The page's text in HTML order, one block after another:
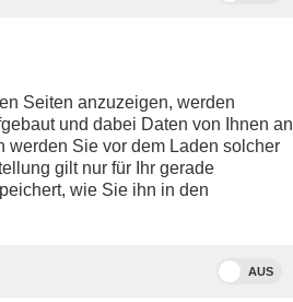
Youtube
Facebook
Seiten anzuzeigen, werden
und dabei Daten von Ihnen an
werden Sie vor dem Laden solcher
gilt nur für Ihr gerade
wie Sie ihn in den
AUS